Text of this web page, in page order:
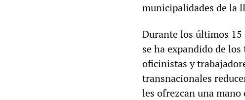
municipalidades de la
Durante los últimos 15
se ha expandido de
oficinistas y
transnacionales
les ofrezcan una mano